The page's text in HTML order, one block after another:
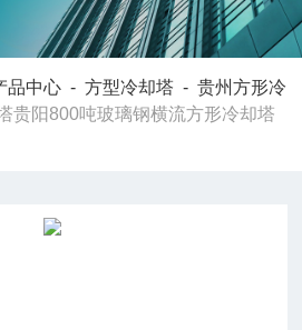
品中心 -方型冷却塔 -贵州方形冷
贵阳800吨玻璃钢横流方形冷却塔